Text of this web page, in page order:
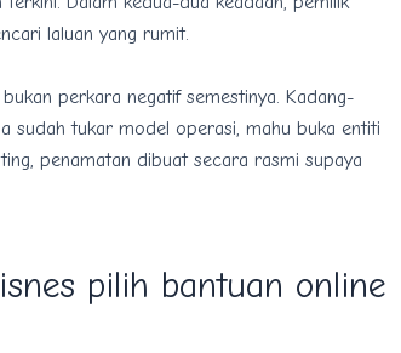
laluan yang rumit.
perkara negatif semestinya. Kadang-
sudah tukar model operasi, mahu buka entiti
penamatan dibuat secara rasmi supaya
pilih bantuan online